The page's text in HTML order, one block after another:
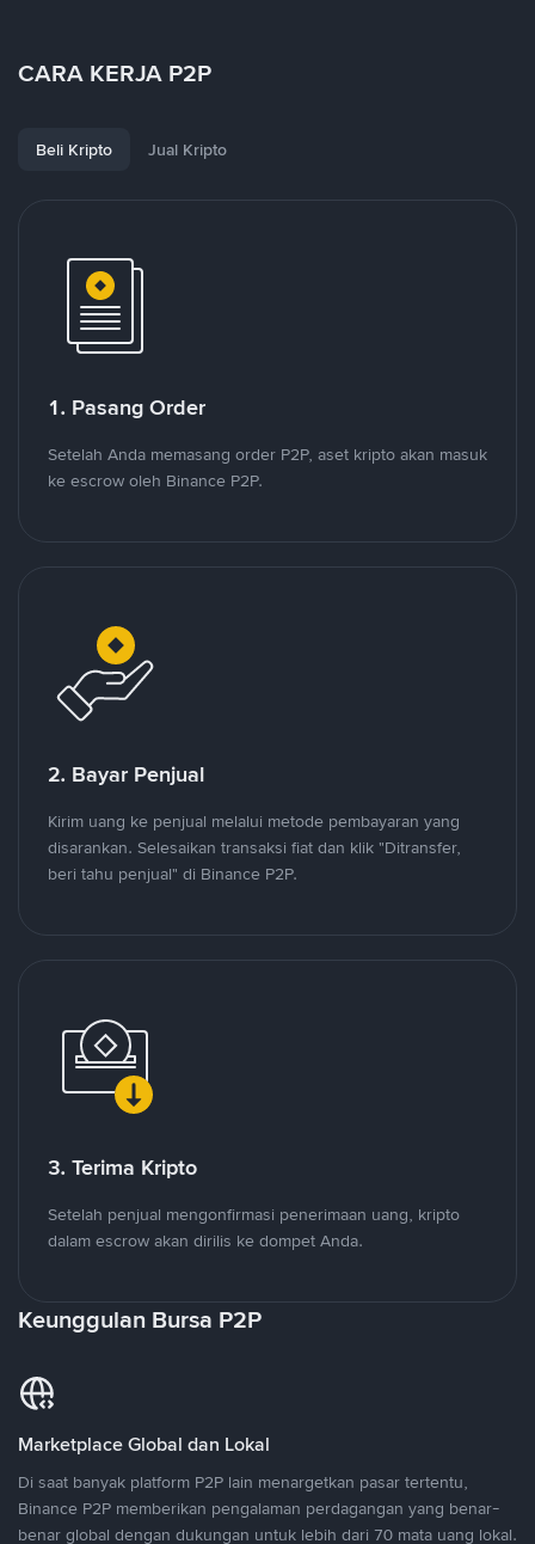
CARA KERJA P2P
Beli Kripto Jual Kripto
1. Pasang Order
Setelah Anda memasang order P2P, aset kripto akan masuk
ke escrow oleh Binance P2P.
2. Bayar Penjual
Kirim uang ke penjual melalui metode pembayaran yang
disarankan. Selesaikan transaksi fiat dan klik "Ditransfer,
beri tahu penjual" di Binance P2P.
3. Terima Kripto
Setelah penjual mengonfirmasi penerimaan uang, kripto
dalam escrow akan dirilis ke dompet Anda.
Keunggulan Bursa P2P
Marketplace Global dan Lokal
Di saat banyak platform P2P lain menargetkan pasar tertentu,
Binance P2P memberikan pengalaman perdagangan yang benar-
benar global dengan dukungan untuk lebih dari 70 mata uang lokal.